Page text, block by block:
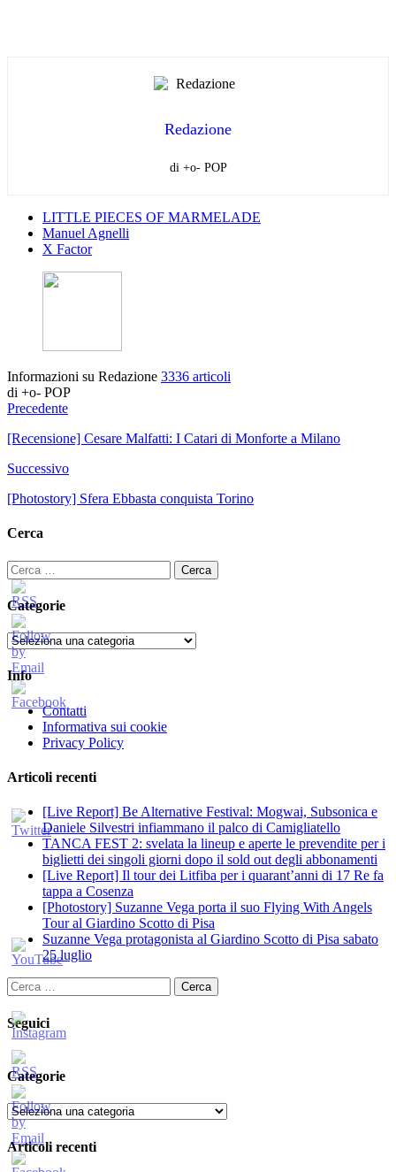
Redazione
di +o- POP
LITTLE PIECES OF MARMELADE
Manuel Agnelli
X Factor
Informazioni su Redazione 3336 articoli
di +o- POP
Precedente
[Recensione] Cesare Malfatti: I Catari di Monforte a Milano
Successivo
[Photostory] Sfera Ebbasta conquista Torino
Cerca
Ricerca
per:
Categorie
Categorie
Info
Contatti
Informativa sui cookie
Privacy Policy
Articoli recenti
[Live Report] Be Alternative Festival: Mogwai, Subsonica e
Daniele Silvestri infiammano il palco di Camigliatello
TANCA FEST 2: svelata la lineup e aperte le prevendite per i
biglietti dei singoli giorni dopo il sold out degli abbonamenti
[Live Report] Il tour dei Litfiba per i quarant’anni di 17 Re fa
tappa a Cosenza
[Photostory] Suzanne Vega porta il suo Flying With Angels
Tour al Giardino Scotto di Pisa
Suzanne Vega protagonista al Giardino Scotto di Pisa sabato
25 luglio
Ricerca
per:
Seguici
Categorie
Categorie
Articoli recenti